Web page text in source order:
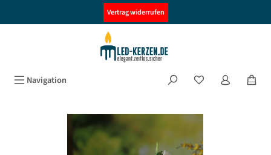
Vertrag widerrufen
Navigation
Bildergalerie überspringen